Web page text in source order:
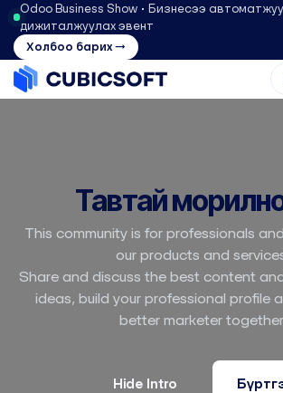
Odoo Business Show • Бизнесээ
дижиталжуулах эвент
Холбоо барих →
Тавтай
This community is for professionals
our products and
Share and discuss the best content
ideas, build your professional profile
better marketer
Hide Intro